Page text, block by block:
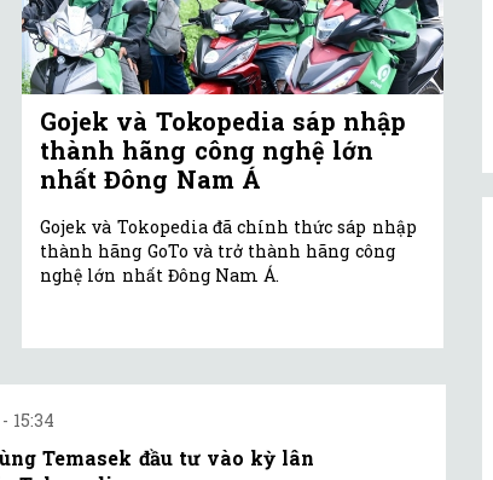
Gojek và Tokopedia sáp nhập
thành hãng công nghệ lớn
nhất Đông Nam Á
Gojek và Tokopedia đã chính thức sáp nhập
thành hãng GoTo và trở thành hãng công
nghệ lớn nhất Đông Nam Á.
15:34
Temasek đầu tư vào kỳ lân